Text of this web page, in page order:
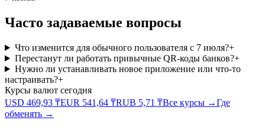
Часто задаваемые вопросы
Что изменится для обычного пользователя с 7 июля?+
Перестанут ли работать привычные QR-коды банков?+
Нужно ли устанавливать новое приложение или что-то
настраивать?+
Курсы валют сегодня
USD 469,93 ₸EUR 541,64 ₸RUB 5,71 ₸Все курсы →Где
обменять →